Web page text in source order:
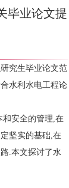
毕业论文提
究生毕业论文范
水利水电工程论
和安全的管理,在
坚实的基础,在
.本文探讨了水